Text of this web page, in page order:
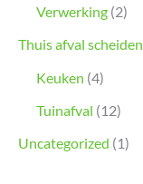
Verwerking (2)
Thuis afval scheiden
Keuken (4)
Tuinafval (12)
Uncategorized (1)